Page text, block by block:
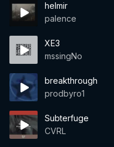
helmir
palence
XE3
mssingNo
breakthrough
prodbyro1
Subterfuge
CVRL